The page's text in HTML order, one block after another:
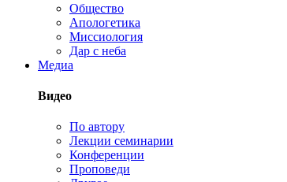
Общество
Апологетика
Миссиология
Дар с неба
Медиа
Видео
По автору
Лекции семинарии
Конференции
Проповеди